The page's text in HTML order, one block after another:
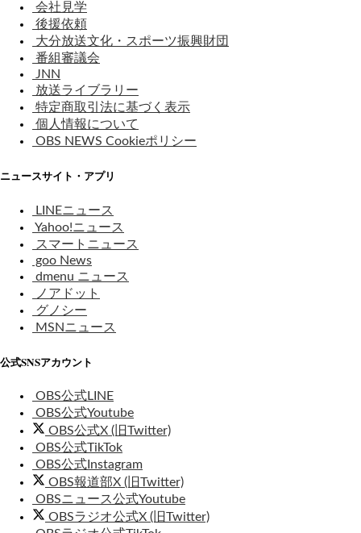
会社見学
後援依頼
大分放送文化・スポーツ振興財団
番組審議会
JNN
放送ライブラリー
特定商取引法に基づく表示
個人情報について
OBS NEWS Cookieポリシー
ニュースサイト・アプリ
LINEニュース
Yahoo!ニュース
スマートニュース
goo News
dmenu ニュース
ノアドット
グノシー
MSNニュース
公式SNSアカウント
OBS公式LINE
OBS公式Youtube
OBS公式X (旧Twitter)
OBS公式TikTok
OBS公式Instagram
OBS報道部X (旧Twitter)
OBSニュース公式Youtube
OBSラジオ公式X (旧Twitter)